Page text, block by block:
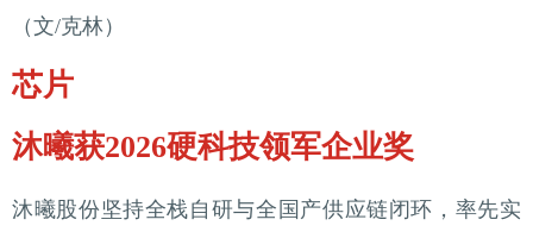
（文/克林）
芯片
沐曦获2026硬科技领军企业奖
沐曦股份坚持全栈自研与全国产供应链闭环，率先实